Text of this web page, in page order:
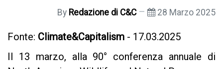
By Redazione di C&C 28 Marzo 2025
Fonte: Climate&Capitalism - 17.03.2025
Il 13 marzo, alla 90° conferenza annuale di